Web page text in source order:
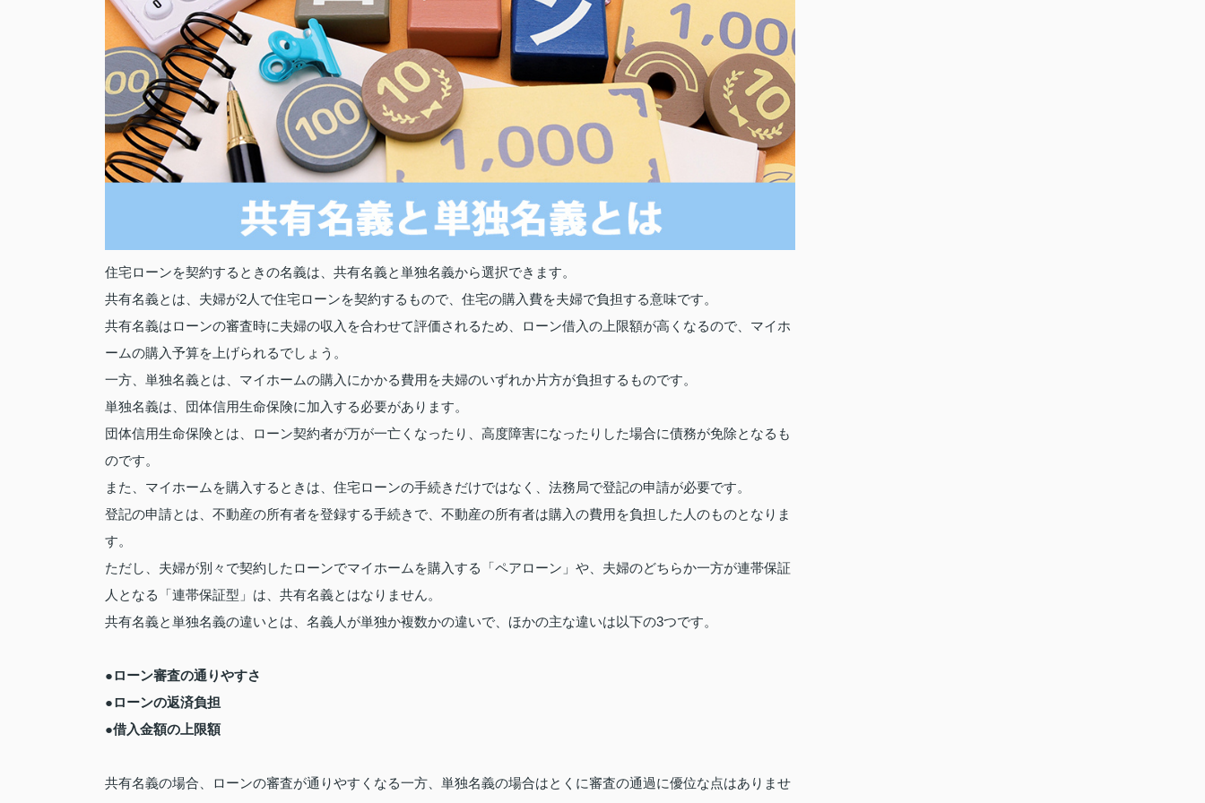
住宅ローンを契約するときの名義は、共有名義と単独名義から選択できます。
共有名義とは、夫婦が2人で住宅ローンを契約するもので、住宅の購入費を夫婦で負担する意味です。
共有名義はローンの審査時に夫婦の収入を合わせて評価されるため、ローン借入の上限額が高くなるので、マイホ
ームの購入予算を上げられるでしょう。
一方、単独名義とは、マイホームの購入にかかる費用を夫婦のいずれか片方が負担するものです。
単独名義は、団体信用生命保険に加入する必要があります。
団体信用生命保険とは、ローン契約者が万が一亡くなったり、高度障害になったりした場合に債務が免除となるも
のです。
また、マイホームを購入するときは、住宅ローンの手続きだけではなく、法務局で登記の申請が必要です。
登記の申請とは、不動産の所有者を登録する手続きで、不動産の所有者は購入の費用を負担した人のものとなりま
す。
ただし、夫婦が別々で契約したローンでマイホームを購入する「ペアローン」や、夫婦のどちらか一方が連帯保証
人となる「連帯保証型」は、共有名義とはなりません。
共有名義と単独名義の違いとは、名義人が単独か複数かの違いで、ほかの主な違いは以下の3つです。
●ローン審査の通りやすさ
●ローンの返済負担
●借入金額の上限額
共有名義の場合、ローンの審査が通りやすくなる一方、単独名義の場合はとくに審査の通過に優位な点はありませ